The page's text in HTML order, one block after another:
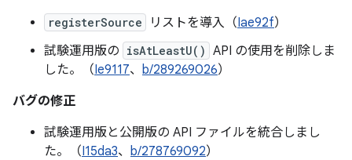
registerSource リストを導入（Iae92f）
試験運用版の isAtLeastU() API の使用を削除しま
した。（Ie9117、 b/289269026）
バグの修正
試験運用版と公開版の API ファイルを統合しまし
た。（I15da3、 b/278769092）